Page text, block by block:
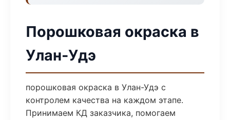
Порошковая окраска в
Улан-Удэ
порошковая окраска в Улан-Удэ с
контролем качества на каждом этапе.
Принимаем КД заказчика, помогаем